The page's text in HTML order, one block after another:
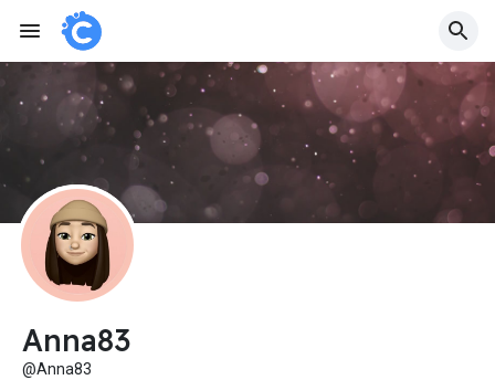
Anna83
@Anna83